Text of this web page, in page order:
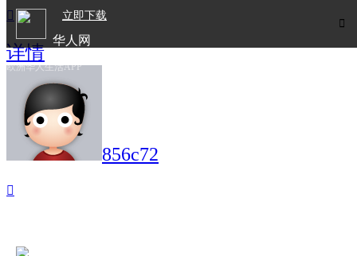

立即下载
华人网
欧洲华人生活APP

详情
856c72
